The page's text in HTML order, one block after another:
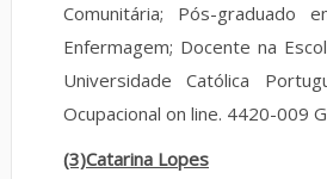
Comunitária; Pós-graduado
Enfermagem; Docente na
Universidade Católica
Ocupacional on line. 4420-009
(3)Catarina Lopes